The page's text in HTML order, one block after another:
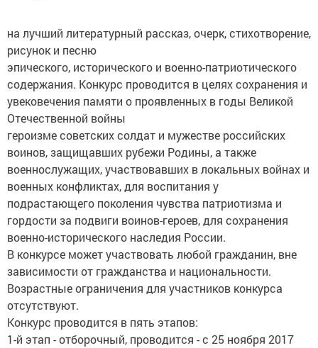
на лучший литературный рассказ, очерк, стихотворение,
рисунок и песню
эпического, исторического и военно-патриотического
содержания. Конкурс проводится в целях сохранения и
увековечения памяти о проявленных в годы Великой
Отечественной войны
героизме советских солдат и мужестве российских
воинов, защищавших рубежи Родины, а также
военнослужащих, участвовавших в локальных войнах и
военных конфликтах, для воспитания у
подрастающего поколения чувства патриотизма и
гордости за подвиги воинов-героев, для сохранения
военно-исторического наследия России.
В конкурсе может участвовать любой гражданин, вне
зависимости от гражданства и национальности.
Возрастные ограничения для участников конкурса
отсутствуют.
Конкурс проводится в пять этапов:
1-й этап - отборочный, проводится - с 25 ноября 2017